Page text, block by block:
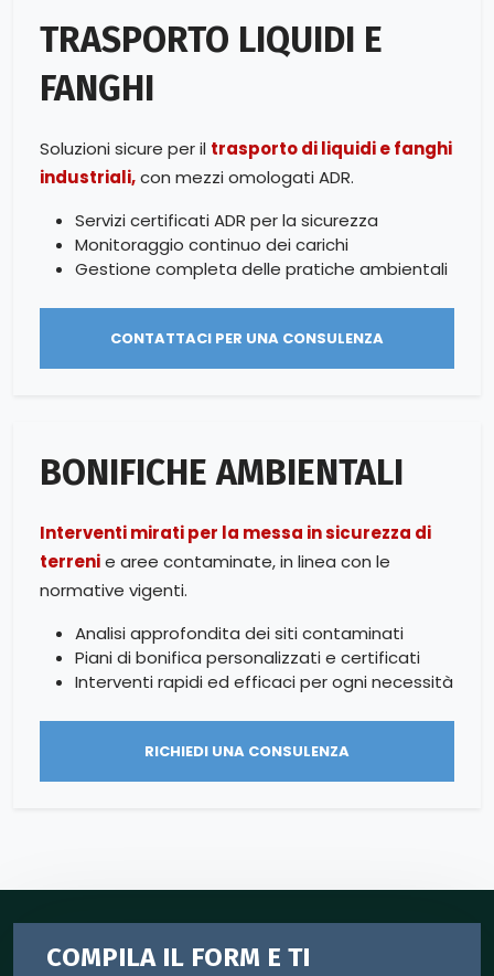
TRASPORTO LIQUIDI E
FANGHI
Soluzioni sicure per il trasporto di liquidi e fanghi
industriali,con mezzi omologati ADR.
Servizi certificati ADR per la sicurezza
Monitoraggio continuo dei carichi
Gestione completa delle pratiche ambientali
CONTATTACI PER UNA CONSULENZA
BONIFICHE AMBIENTALI
Interventi mirati per la messa in sicurezza di
terrenie aree contaminate, in linea con le
normative vigenti.
Analisi approfondita dei siti contaminati
Piani di bonifica personalizzati e certificati
Interventi rapidi ed efficaci per ogni necessità
RICHIEDI UNA CONSULENZA
COMPILA IL FORM E TI